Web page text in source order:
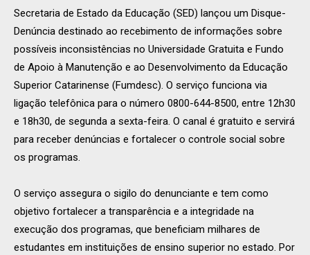
Secretaria de Estado da Educação (SED) lançou um Disque-
Denúncia destinado ao recebimento de informações sobre
possíveis inconsistências no Universidade Gratuita e Fundo
de Apoio à Manutenção e ao Desenvolvimento da Educação
Superior Catarinense (Fumdesc). O serviço funciona via
ligação telefônica para o número 0800-644-8500, entre 12h30
e 18h30, de segunda a sexta-feira. O canal é gratuito e servirá
para receber denúncias e fortalecer o controle social sobre
os programas.
O serviço assegura o sigilo do denunciante e tem como
objetivo fortalecer a transparência e a integridade na
execução dos programas, que beneficiam milhares de
estudantes em instituições de ensino superior no estado. Por